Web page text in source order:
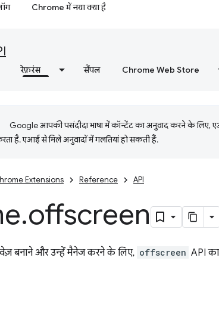
Chrome में नया क्या है
रेफ़रंस सैंपल Chrome Web Store
Google आपकी पसंदीदा भाषा में कॉन्टेंट का अनुवाद करने के लिए,
है. एआई से मिले अनुवादों में गलतियां हो सकती हैं.
Extensions Reference API
.offscreen
बनाने और उन्हें मैनेज करने के लिए, offscreen API